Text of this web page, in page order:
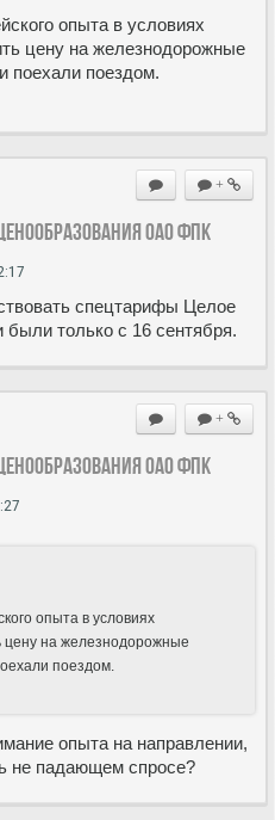
опыта в условиях
цену на железнодорожные
поехали поездом.
+
ОАО ФПК
спецтарифы Целое
только с 16 сентября.
+
ОАО ФПК
опыта в условиях
цену на железнодорожные
поездом.
опыта на направлении,
не падающем спросе?